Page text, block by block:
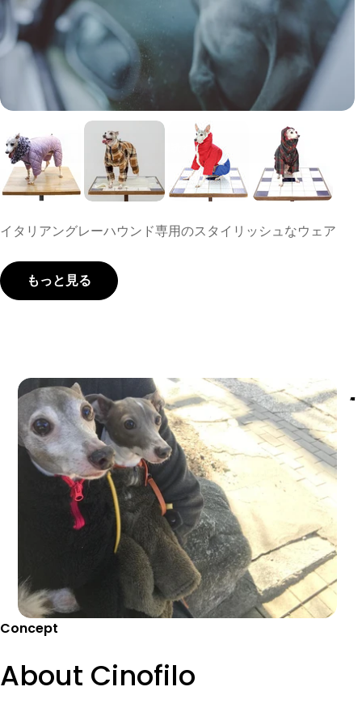
イタリアングレーハウンド専用のスタイリッシュなウェア
もっと見る
D
O
G
W
E
A
R
C
I
N
O
F
I
L
O
2
0
0
7
-
Concept
About Cinofilo
ニュースレターを購読
定期的なお得なセール情報や最新情報をお知らせ
ー
ル
購読する
FacebookX (Twitter)Instagram